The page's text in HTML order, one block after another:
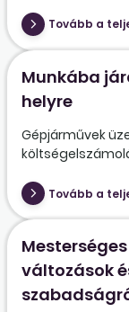
Tovább a
Munkába
helyre
Gépjárművek
Tovább a
változások